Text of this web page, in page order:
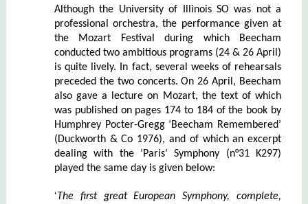
Although the University of Illinois SO was not a
professional orchestra, the performance given at
the Mozart Festival during which Beecham
conducted two ambitious programs (24 & 26 April)
is quite lively. In fact, several weeks of rehearsals
preceded the two concerts. On 26 April, Beecham
also gave a lecture on Mozart, the text of which
was published on pages 174 to 184 of the book by
Humphrey Pocter-Gregg ‘Beecham Remembered’
(Duckworth & Co 1976), and of which an excerpt
dealing with the ‘Paris’ Symphony (n°31 K297)
played the same day is given below:
‘The first great European Symphony, complete,